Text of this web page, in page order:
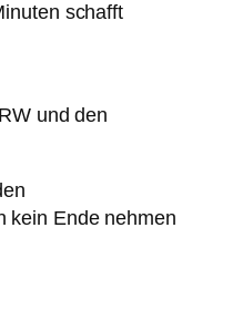
schafft
und den
kein Ende nehmen